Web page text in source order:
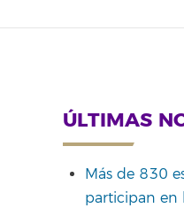
ÚLTIMAS
Más de 830
participan en